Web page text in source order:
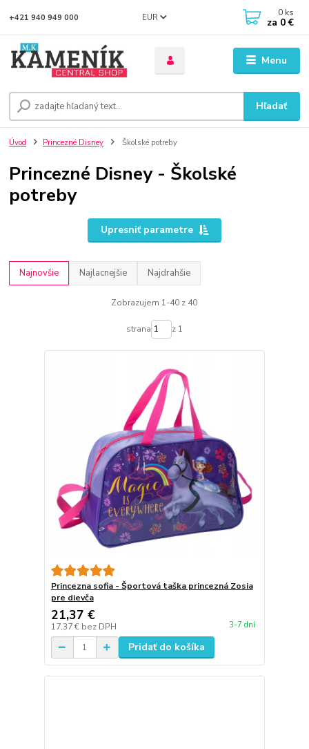
Menu
EUR
Hľadať
+421 940 949 000 0 ks
za 0 €
Úvod Princezné Disney Školské potreby
Princezné Disney - Školské
potreby
Upresniť parametre
Najnovšie Najlacnejšie Najdrahšie
Zobrazujem 1-40 z 40
strana z 1
Princezna sofia - Športová taška princezná Zosia
pre dievča
21,37 €
17,37 € bez DPH 3-7 dní
Pridať do košíka